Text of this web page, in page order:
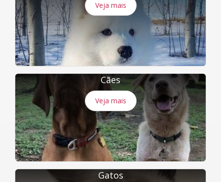
Veja mais
Cães
Veja mais
Gatos